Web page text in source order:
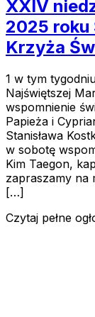
XXIV
2025 roku
Krzyża
1 w tym
Najświętszej
wspomnienie
Papieża i
Stanisława
w sobotę
Kim Taegon,
zapraszamy na
[…]
Czytaj pełne